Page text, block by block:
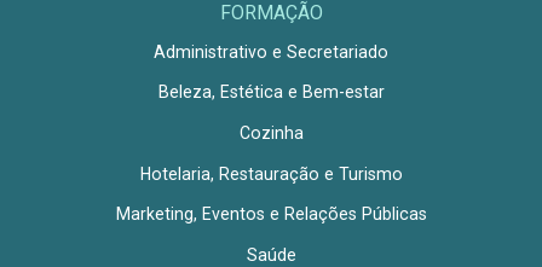
FORMAÇÃO
Administrativo e Secretariado
Beleza, Estética e Bem-estar
Cozinha
Hotelaria, Restauração e Turismo
Marketing, Eventos e Relações Públicas
Saúde